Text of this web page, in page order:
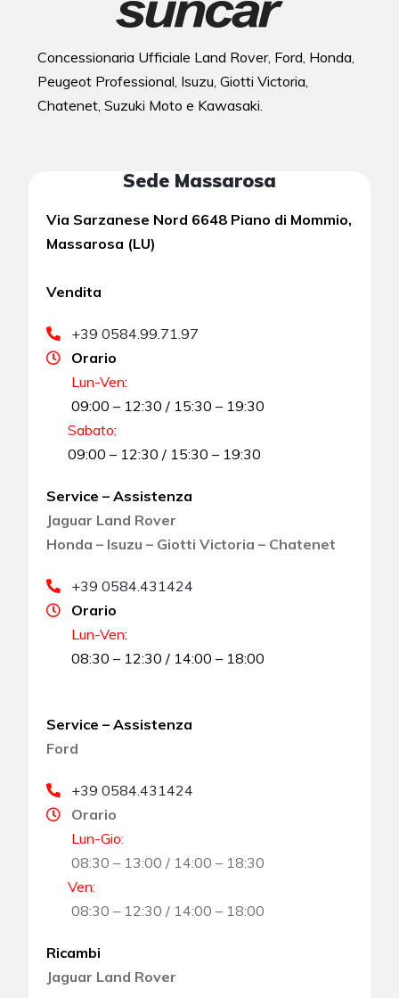
Concessionaria Ufficiale Land Rover, Ford, Honda,
Peugeot Professional, Isuzu, Giotti Victoria,
Chatenet, Suzuki Moto e Kawasaki.
Sede Massarosa
Via Sarzanese Nord 6648 Piano di Mommio,
Massarosa (LU)
Vendita
+39 0584.99.71.97
Orario
Lun-Ven:
09:00 – 12:30 / 15:30 – 19:30
Sabato:
09:00 – 12:30 / 15:30 – 19:30
Service – Assistenza
Jaguar Land Rover
Honda – Isuzu – Giotti Victoria – Chatenet
+39 0584.431424
Orario
Lun-Ven:
08:30 – 12:30 / 14:00 – 18:00
Service – Assistenza
Ford
+39 0584.431424
Orario
Lun-Gio:
08:30 – 13:00 / 14:00 – 18:30
Ven:
08:30 – 12:30 / 14:00 – 18:00
Ricambi
Jaguar Land Rover